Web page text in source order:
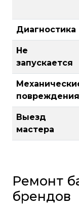
Диагностика
Не
запускается
повреждения
Выезд
мастера
Ремонт
брендов